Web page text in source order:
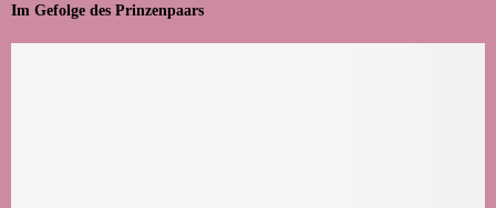
Im Gefolge des Prinzenpaars